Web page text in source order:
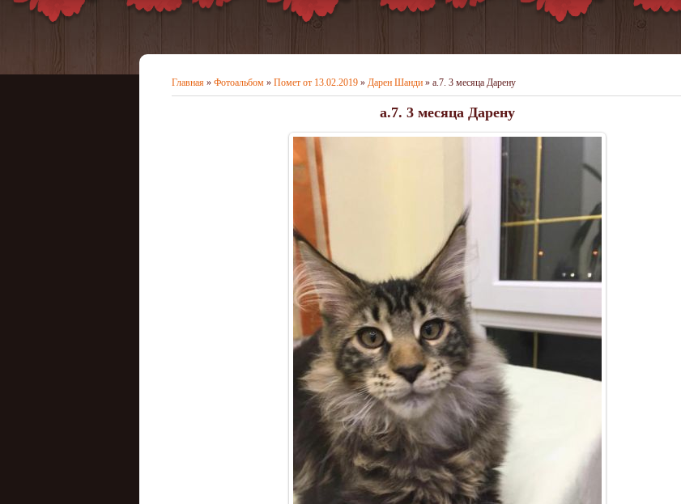
Главная » Фотоальбом » Помет от 13.02.2019 » Дарен Шанди » a.7. 3 месяца Дарену
a.7. 3 месяца Дарену